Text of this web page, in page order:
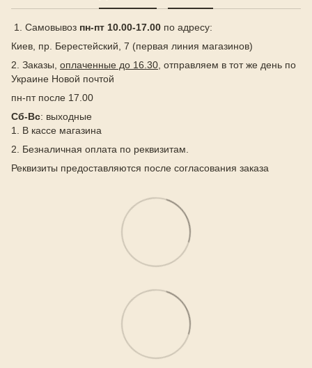
1. Самовывоз пн-пт 10.00-17.00 по адресу:
Киев, пр. Берестейский, 7 (первая линия магазинов)
2. Заказы, оплаченные до 16.30, отправляем в тот же день по
Украине Новой почтой
пн-пт после 17.00
Сб-Вс: выходные
1. В кассе магазина
2. Безналичная оплата по реквизитам.
Реквизиты предоставляются после согласования заказа